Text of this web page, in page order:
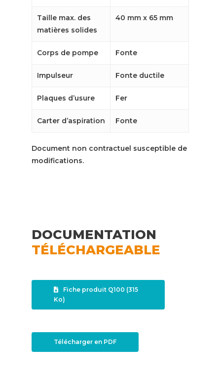
Taille max. des
matières solides
40 mm x 65 mm
Corps de pompe Fonte
Impulseur Fonte ductile
Plaques d’usure Fer
Carter d’aspiration Fonte
Document non contractuel susceptible de
modifications.
DOCUMENTATION
TÉLÉCHARGEABLE
Fiche produit Q100 (315
Ko)
Télécharger en PDF